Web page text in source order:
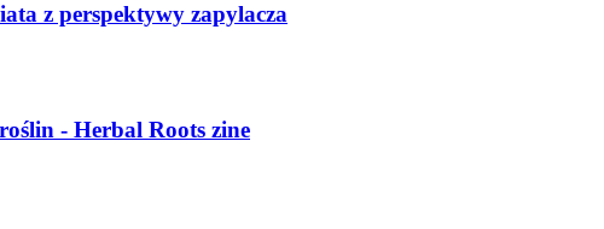
z perspektywy zapylacza
- Herbal Roots zine